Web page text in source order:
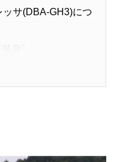
サ(DBA-GH3)につ
サ(CBA-GVB)につ
サ(CBA-GVF)につ